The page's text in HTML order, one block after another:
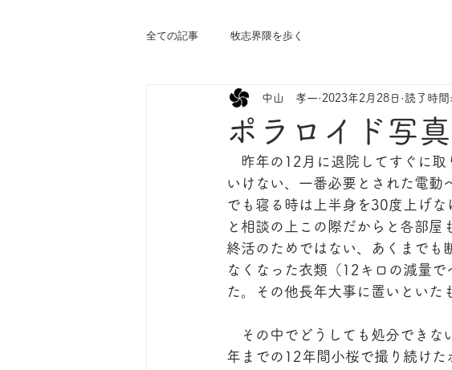
全ての記事 牧志界隈を歩く
ポラロイド写
中山 孝一 2023年2月28日 読了時間
昨年の12月に退院してすぐに取
いけない、一番必要とされた電動
でも寝る時は上半身を30度上げ
と相談の上この際だからと各部屋
終活のためではない、あくまでも
なくなった衣類（12キロの減量
た。その他長年大事に置いといた
その中でどうしても処分できな
年までの12年間小桜で撮り続けた